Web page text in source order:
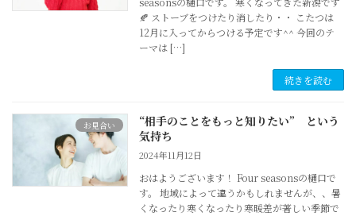
🍂 ストーブをつけたり消したり・・ こたつは
12月に入ってからつける予定です^^ 今回のテ
ーマは […]
続きを読む
お見合い
“相手のことをもっと知りたい” という
気持ち
2024年11月12日
おはようございます！ Four seasonsの樋口で
す。 地域によって違うかもしれませんが、、暑
くなったり寒くなったり寒暖差が著しい季節で